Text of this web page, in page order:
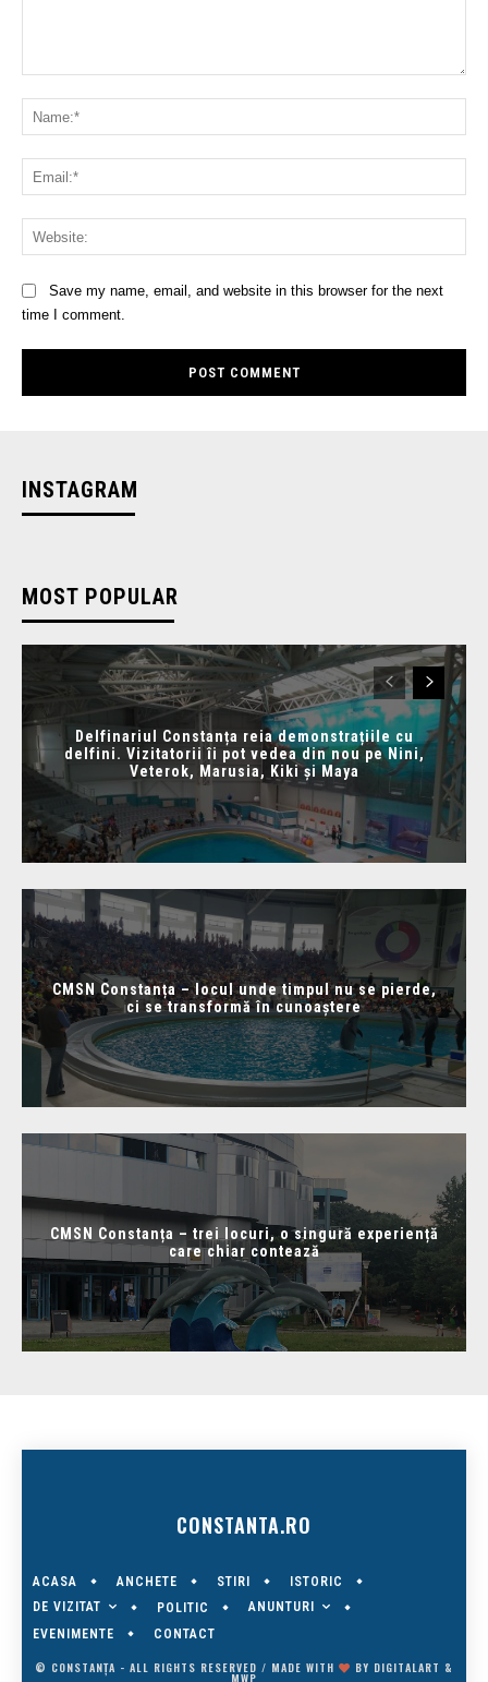
Save my name, email, and website in this browser for the next
time I comment.
INSTAGRAM
MOST POPULAR
Delfinariul Constanța reia demonstrațiile cu
delfini. Vizitatorii îi pot vedea din nou pe Nini,
Veterok, Marusia, Kiki și Maya
CMSN Constanța – locul unde timpul nu se pierde,
ci se transformă în cunoaștere
CMSN Constanța – trei locuri, o singură experiență
care chiar contează
CONSTANTA.RO
ACASA ANCHETE STIRI
ISTORIC
DE VIZITAT
POLITIC
ANUNTURI
EVENIMENTE
CONTACT
© CONSTANȚA - ALL RIGHTS RESERVED / MADE WITH BY DIGITALART &
MWP